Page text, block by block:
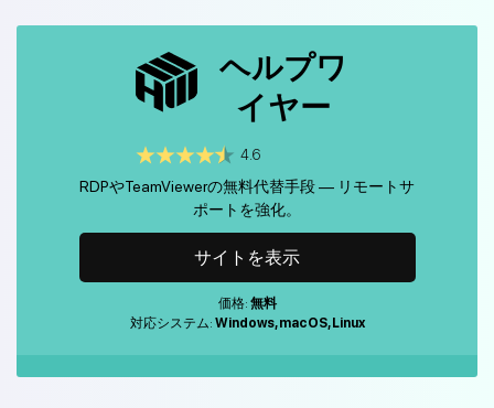
ヘルプワ
イヤー
4.6
RDPやTeamViewerの無料代替手段 — リモートサ
ポートを強化。
サイトを表示
価格: 無料
対応システム: Windows, macOS, Linux